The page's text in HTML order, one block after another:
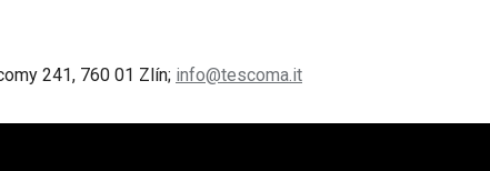
241, 760 01 Zlín; info@tescoma.it